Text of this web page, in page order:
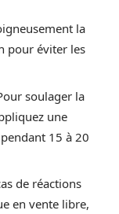
la
pour éviter les
soulager la
une
15 à 20
de réactions
en vente libre,